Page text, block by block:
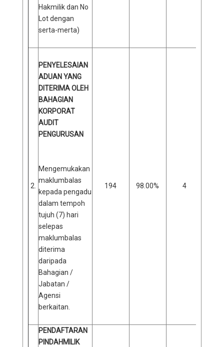
Hakmilik dan No
Lot dengan
serta-merta)
2.
PENYELESAIAN
ADUAN YANG
DITERIMA OLEH
BAHAGIAN
KORPORAT
AUDIT
PENGURUSAN
Mengemukakan
maklumbalas
kepada pengadu
dalam tempoh
tujuh (7) hari
selepas
maklumbalas
diterima
daripada
Bahagian /
Jabatan /
Agensi
berkaitan.
194 98.00% 4
PENDAFTARAN
PINDAHMILIK